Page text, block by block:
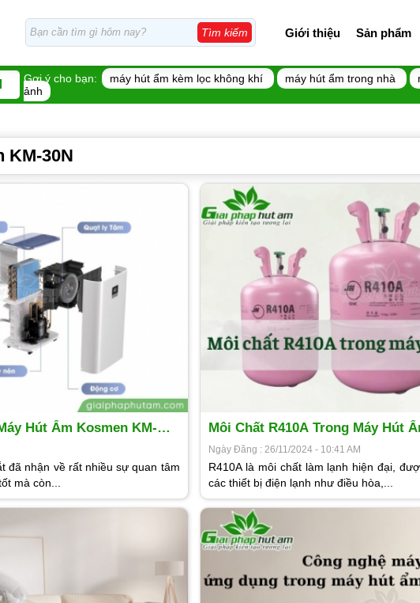
Tìm kiếm Giới thiệu Sản phẩm
Gợi ý cho bạn: máy hút ẩm kèm lọc không khí máy hút ẩm trong nhà
ảnh
KM-30N
Hút Ẩm Kosmen KM-
đã nhận về rất nhiều sự quan tâm
mà còn...
Môi Chất R410A Trong Máy Hút
Gì?
Ngày Đăng : 26/11/2024 - 10:41 AM
R410A là môi chất làm lạnh hiện đại,
các thiết bị điện lạnh như điều hòa,...